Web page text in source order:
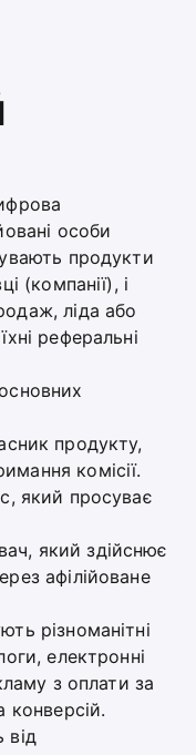
особи
продукти
(компанії), і
ліда або
реферальні
продукту,
комісії.
який просуває
який здійснює
афілійоване
різноманітні
електронні
з оплати за
конверсій.
від